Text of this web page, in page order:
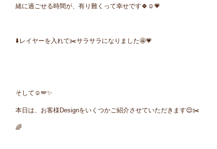
緒に過ごせる時間が、有り難くって幸せです🍀☺️💗
⬇️レイヤーを入れて✂️サラサラになりました🤩💗
そして☺️🪽✨
本日は、お客様Designをいくつかご紹介させていただきます😌✂️
🌈